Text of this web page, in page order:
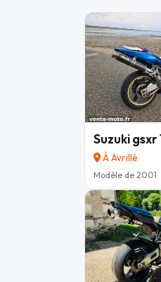
Suzuki
À Avrillé
Modèle de 2001